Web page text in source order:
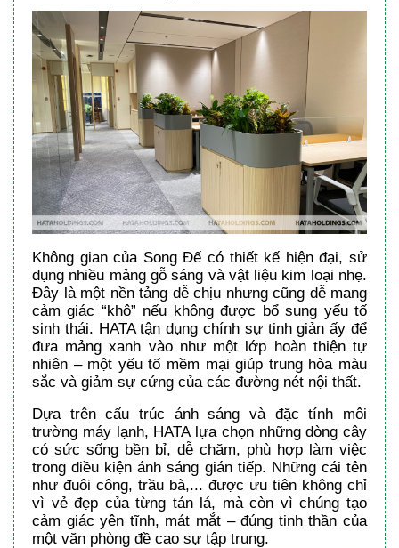
Không gian của Song Đế có thiết kế hiện đại, sử
dụng nhiều mảng gỗ sáng và vật liệu kim loại nhẹ.
Đây là một nền tảng dễ chịu nhưng cũng dễ mang
cảm giác “khô” nếu không được bổ sung yếu tố
sinh thái. HATA tận dụng chính sự tinh giản ấy để
đưa mảng xanh vào như một lớp hoàn thiện tự
nhiên – một yếu tố mềm mại giúp trung hòa màu
sắc và giảm sự cứng của các đường nét nội thất.
Dựa trên cấu trúc ánh sáng và đặc tính môi
trường máy lạnh, HATA lựa chọn những dòng cây
có sức sống bền bỉ, dễ chăm, phù hợp làm việc
trong điều kiện ánh sáng gián tiếp. Những cái tên
như đuôi công, trầu bà,... được ưu tiên không chỉ
vì vẻ đẹp của từng tán lá, mà còn vì chúng tạo
cảm giác yên tĩnh, mát mắt – đúng tinh thần của
một văn phòng đề cao sự tập trung.